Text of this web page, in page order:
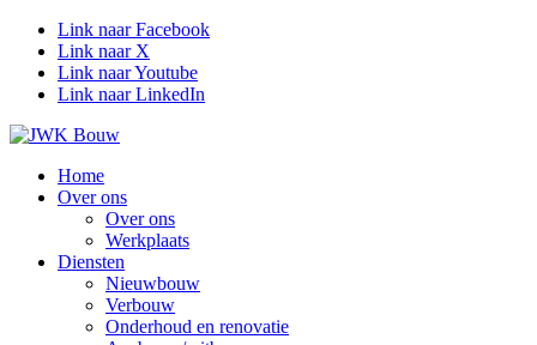
Link naar Facebook
Link naar X
Link naar Youtube
Link naar LinkedIn
Home
Over ons
Over ons
Werkplaats
Diensten
Nieuwbouw
Verbouw
Onderhoud en renovatie